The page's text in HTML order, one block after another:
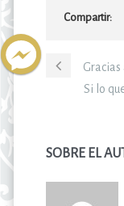
Compartir:
Gracias
Si lo
SOBRE EL